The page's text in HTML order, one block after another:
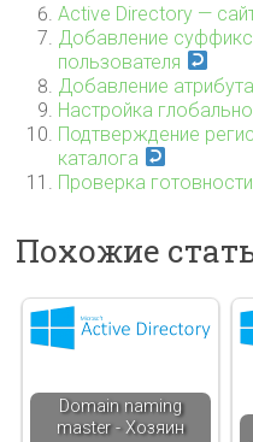
Active Directory —
Добавление
пользователя
Добавление
Настройка
Подтверждение
каталога
Проверка
Похожие
Domain naming
master - Хозяин